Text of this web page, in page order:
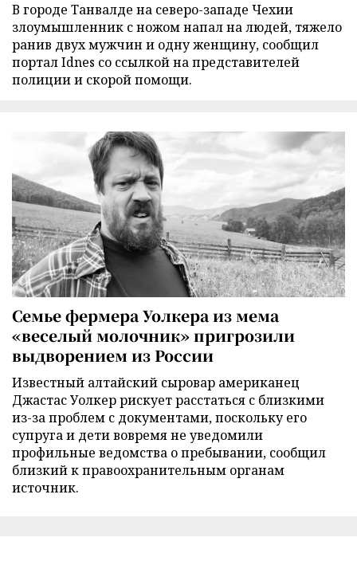
В городе Танвалде на северо-западе Чехии
злоумышленник с ножом напал на людей, тяжело
ранив двух мужчин и одну женщину, сообщил
портал Idnes со ссылкой на представителей
полиции и скорой помощи.
Семье фермера Уолкера из мема
«веселый молочник» пригрозили
выдворением из России
Известный алтайский сыровар американец
Джастас Уолкер рискует расстаться с близкими
из-за проблем с документами, поскольку его
супруга и дети вовремя не уведомили
профильные ведомства о пребывании, сообщил
близкий к правоохранительным органам
источник.